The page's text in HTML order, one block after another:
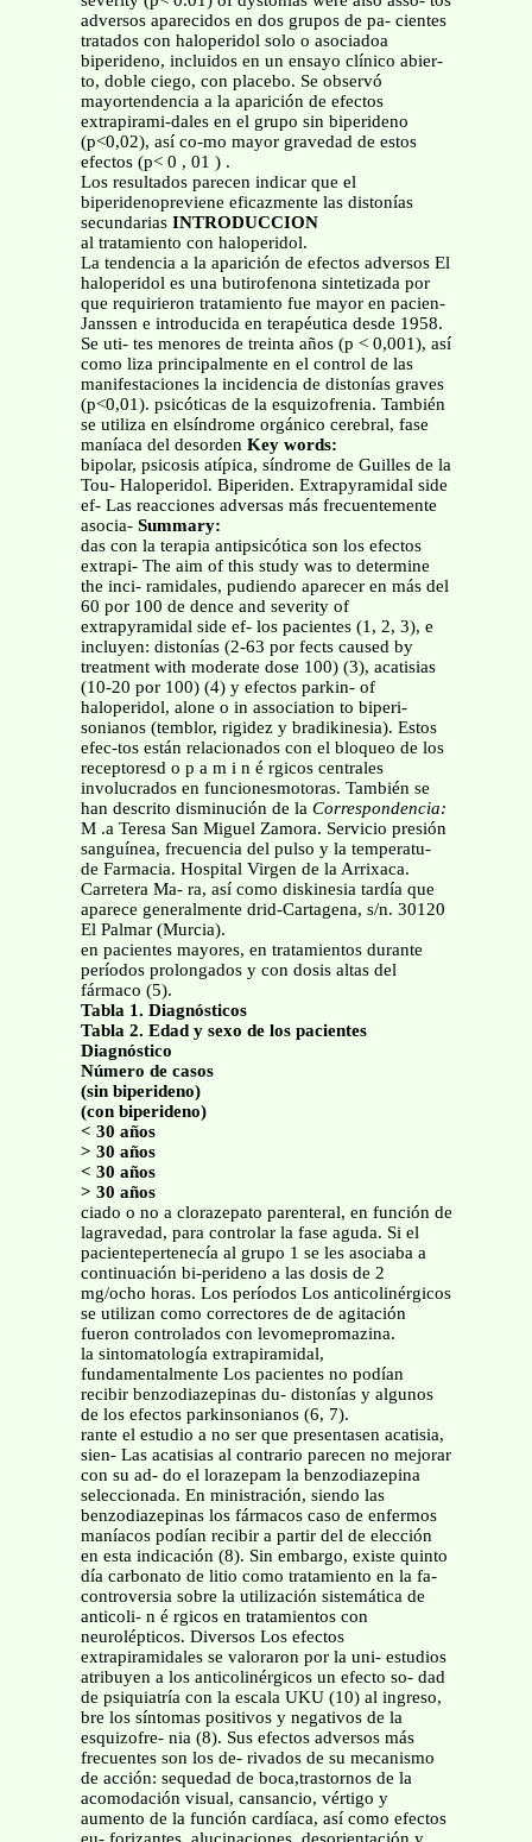
adversos aparecidos en dos grupos de pa- cientes
tratados con haloperidol solo o asociadoa
biperideno, incluidos en un ensayo clínico abier-
to, doble ciego, con placebo. Se observó
mayortendencia a la aparición de efectos
extrapirami-dales en el grupo sin biperideno
(p<0,02), así co-mo mayor gravedad de estos
efectos (p< 0 , 01 ) .
Los resultados parecen indicar que el
biperidenopreviene eficazmente las distonías
secundarias INTRODUCCION
al tratamiento con haloperidol.
La tendencia a la aparición de efectos adversos El
haloperidol es una butirofenona sintetizada por
que requirieron tratamiento fue mayor en pacien-
Janssen e introducida en terapéutica desde 1958.
Se uti- tes menores de treinta años (p < 0,001), así
como liza principalmente en el control de las
manifestaciones la incidencia de distonías graves
(p<0,01). psicóticas de la esquizofrenia. También
se utiliza en elsíndrome orgánico cerebral, fase
maníaca del desorden Key words:
bipolar, psicosis atípica, síndrome de Guilles de la
Tou- Haloperidol. Biperiden. Extrapyramidal side
ef- Las reacciones adversas más frecuentemente
asocia- Summary:
das con la terapia antipsicótica son los efectos
extrapi- The aim of this study was to determine
the inci- ramidales, pudiendo aparecer en más del
60 por 100 de dence and severity of
extrapyramidal side ef- los pacientes (1, 2, 3), e
incluyen: distonías (2-63 por fects caused by
treatment with moderate dose 100) (3), acatisias
(10-20 por 100) (4) y efectos parkin- of
haloperidol, alone o in association to biperi-
sonianos (temblor, rigidez y bradikinesia). Estos
efec-tos están relacionados con el bloqueo de los
receptoresd o p a m i n é rgicos centrales
involucrados en funcionesmotoras. También se
han descrito disminución de la Correspondencia:
M .a Teresa San Miguel Zamora. Servicio presión
sanguínea, frecuencia del pulso y la temperatu-
de Farmacia. Hospital Virgen de la Arrixaca.
Carretera Ma- ra, así como diskinesia tardía que
aparece generalmente drid-Cartagena, s/n. 30120
El Palmar (Murcia).
en pacientes mayores, en tratamientos durante
períodos prolongados y con dosis altas del
fármaco (5).
Tabla 1. Diagnósticos
Tabla 2. Edad y sexo de los pacientes
Diagnóstico
Número de casos
(sin biperideno)
(con biperideno)
< 30 años
> 30 años
< 30 años
> 30 años
ciado o no a clorazepato parenteral, en función de
lagravedad, para controlar la fase aguda. Si el
pacientepertenecía al grupo 1 se les asociaba a
continuación bi-perideno a las dosis de 2
mg/ocho horas. Los períodos Los anticolinérgicos
se utilizan como correctores de de agitación
fueron controlados con levomepromazina.
la sintomatología extrapiramidal,
fundamentalmente Los pacientes no podían
recibir benzodiazepinas du- distonías y algunos
de los efectos parkinsonianos (6, 7).
rante el estudio a no ser que presentasen acatisia,
sien- Las acatisias al contrario parecen no mejorar
con su ad- do el lorazepam la benzodiazepina
seleccionada. En ministración, siendo las
benzodiazepinas los fármacos caso de enfermos
maníacos podían recibir a partir del de elección
en esta indicación (8). Sin embargo, existe quinto
día carbonato de litio como tratamiento en la fa-
controversia sobre la utilización sistemática de
anticoli- n é rgicos en tratamientos con
neurolépticos. Diversos Los efectos
extrapiramidales se valoraron por la uni- estudios
atribuyen a los anticolinérgicos un efecto so- dad
de psiquiatría con la escala UKU (10) al ingreso,
bre los síntomas positivos y negativos de la
esquizofre- nia (8). Sus efectos adversos más
frecuentes son los de- rivados de su mecanismo
de acción: sequedad de boca,trastornos de la
acomodación visual, cansancio, vértigo y
aumento de la función cardíaca, así como efectos